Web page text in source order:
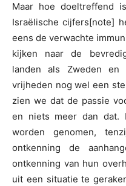
Maar hoe doeltreffend
Israëlische cijfers[note]
eens de verwachte
kijken naar de
landen als Zweden en
vrijheden nog wel een
zien we dat de passie
en niets meer dan dat.
worden genomen,
ontkenning de
ontkenning van hun
uit een situatie te